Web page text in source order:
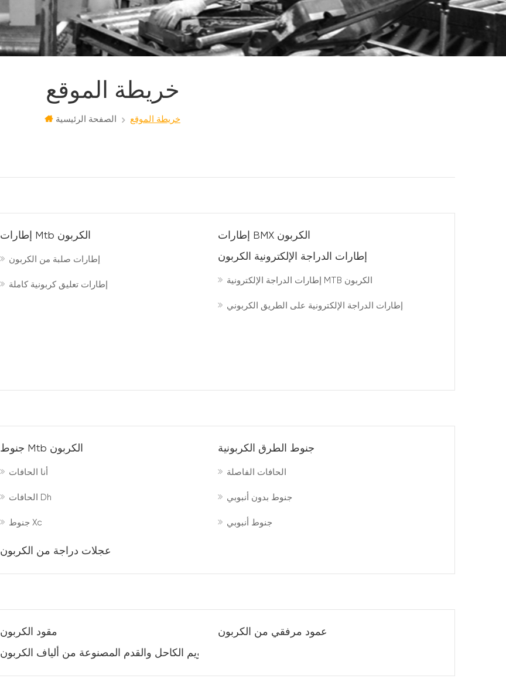
خريطة الموقع
الصفحة الرئيسية خريطة الموقع
إطارات Mtb الكربون
إطارات صلبة من الكربون
إطارات تعليق كربونية كاملة
إطارات BMX الكربون
إطارات الدراجة الإلكترونية الكربون
إطارات الدراجة الإلكترونية MTB الكربون
إطارات الدراجة الإلكترونية على الطريق الكربوني
جنوط Mtb الكربون
أنا الحافات
الحافات Dh
جنوط Xc
جنوط الطرق الكربونية
الحافات الفاصلة
جنوط بدون أنبوبي
جنوط أنبوبي
عجلات دراجة من الكربون
مقود الكربون
عمود مرفقي من الكربون
دعامة تقويم الكاحل والقدم المصنوعة من ألياف الكربون